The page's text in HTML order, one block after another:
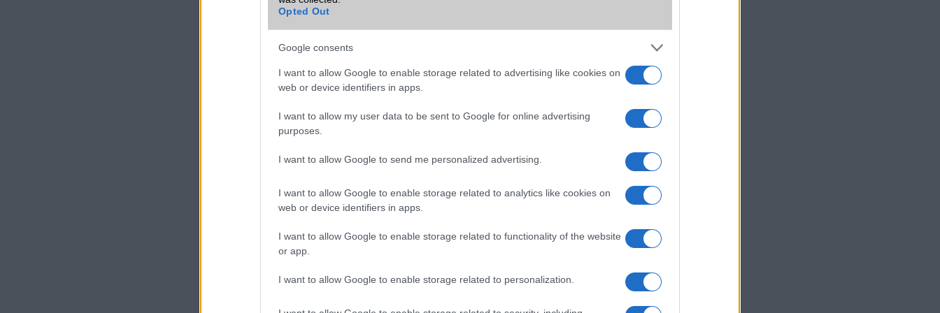
Opted Out
Google consents
I want to allow Google to enable storage related to advertising like cookies on
web or device identifiers in apps.
I want to allow my user data to be sent to Google for online advertising
purposes.
I want to allow Google to send me personalized advertising.
I want to allow Google to enable storage related to analytics like cookies on
web or device identifiers in apps.
I want to allow Google to enable storage related to functionality of the website
or app.
I want to allow Google to enable storage related to personalization.
TV/USB kapcsolat OtG (On-the-Go USB)
BDS (Kína), Galileo (EU)
Push to Talk
AKKUMULÁTOR
Az akkumulátor nem vehetõ ki!
Beszélgetési idő h /
Java Nincs